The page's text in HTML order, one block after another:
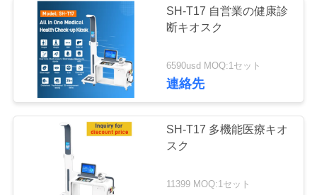
ア
スケール
高さの重量BMIの血
圧機械
83
SH-T17 自営業の健康診
断キオスク
6590usd MOQ:1セット
連絡先
SH-T17 多機能医療キオ
スク
11399 MOQ:1セット